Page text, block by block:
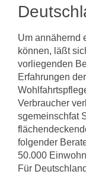
Um annähernd
können, läßt
vorliegenden
Erfahrungen
Verbraucher­
sgemeinschfat
folgender
50.000
Für